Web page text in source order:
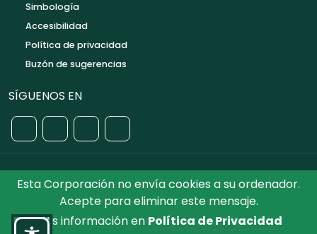
Esta Corporación no envía cookies a su ordenador.
Acepte para eliminar este mensaje.
Más información en Política de Privacidad
Simbología
Accesibilidad
Política de privacidad
Buzón de sugerencias
SÍGUENOS EN
©2026 Diputación de Toledo. Reservados todos los
Derechos. Diseñado por Diputación de Toledo